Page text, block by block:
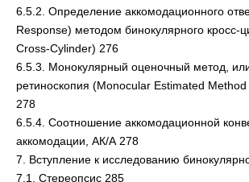
6.5.2. Определение аккомодационного
Response) методом бинокулярного кросс-
Cross-Cylinder) 276
6.5.3. Монокулярный оценочный метод,
ретиноскопия (Monocular Estimated
278
6.5.4. Соотношение аккомодационной
аккомодации, АК/А 278
7. Вступление к исследованию
7.1. Стереопсис 285